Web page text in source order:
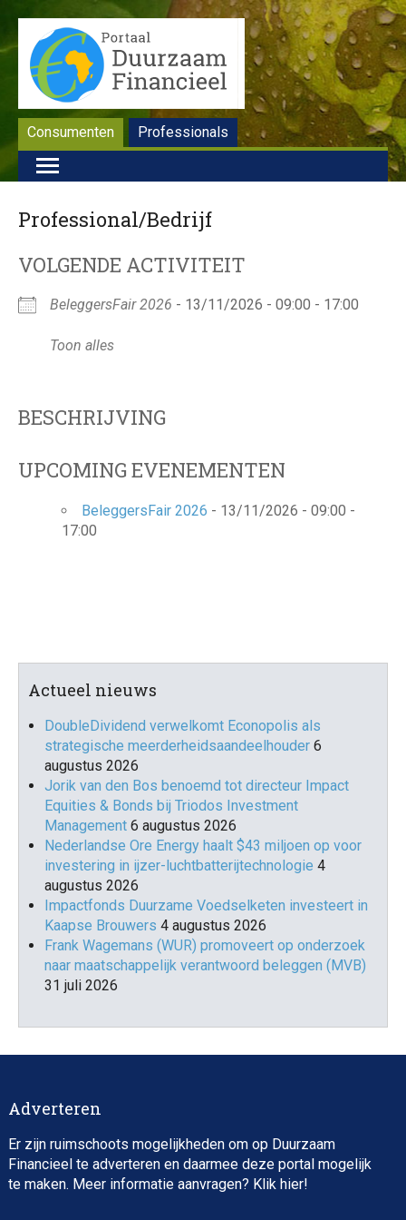
Consumenten Professionals
Professional/Bedrijf
VOLGENDE ACTIVITEIT
BeleggersFair 2026 - 13/11/2026 - 09:00 - 17:00
Toon alles
BESCHRIJVING
UPCOMING EVENEMENTEN
BeleggersFair 2026 - 13/11/2026 - 09:00 -
17:00
Actueel nieuws
DoubleDividend verwelkomt Econopolis als
strategische meerderheidsaandeelhouder 6
augustus 2026
Jorik van den Bos benoemd tot directeur Impact
Equities & Bonds bij Triodos Investment
Management 6 augustus 2026
Nederlandse Ore Energy haalt $43 miljoen op voor
investering in ijzer-luchtbatterijtechnologie 4
augustus 2026
Impactfonds Duurzame Voedselketen investeert in
Kaapse Brouwers 4 augustus 2026
Frank Wagemans (WUR) promoveert op onderzoek
naar maatschappelijk verantwoord beleggen (MVB)
31 juli 2026
Adverteren
Er zijn ruimschoots mogelijkheden om op Duurzaam
Financieel te adverteren en daarmee deze portal mogelijk
te maken. Meer informatie aanvragen? Klik hier!